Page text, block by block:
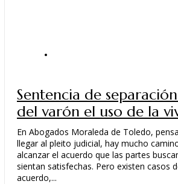
Sentencia de
del varón el uso de la
En Abogados Moraleda de Toledo,
llegar al pleito judicial, hay mucho
alcanzar el acuerdo que las partes
sientan satisfechas. Pero existen casos
acuerdo,...